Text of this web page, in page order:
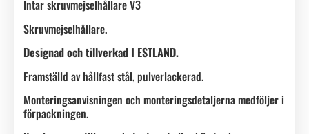
Intar skruvmejselhållare V3
Skruvmejselhållare.
Designad och tillverkad I ESTLAND.
Framställd av hållfast stål, pulverlackerad.
Monteringsanvisningen och monteringsdetaljerna medföljer i
förpackningen.